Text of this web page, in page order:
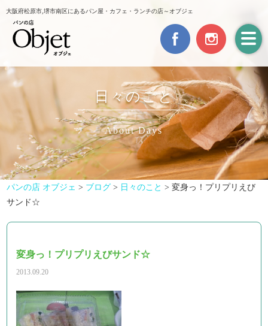
大阪府松原市,堺市南区にあるパン屋・カフェ・ランチの店～オブジェ
日々のこと
About Days
パンの店 オブジェ > ブログ > 日々のこと >変身っ！プリプリえび
サンド☆
変身っ！プリプリえびサンド☆
2013.09.20